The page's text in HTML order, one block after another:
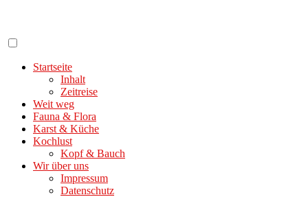
springen
Startseite
Inhalt
Zeitreise
Weit weg
Fauna & Flora
Karst & Küche
Kochlust
Kopf & Bauch
Wir über uns
Impressum
Datenschutz